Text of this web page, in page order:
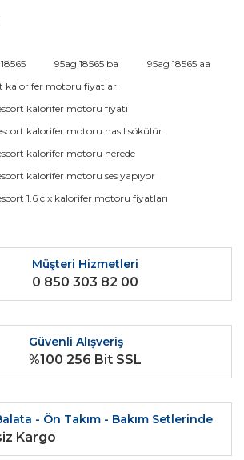
ürüne ilk yorumu siz yapın!
Yorum Yaz
resim, ürün açıklamalarında ve diğer
iletebilirsiniz.
için teşekkür ederiz.
Gönder
95ag 18565 ba
95ag 18565 aa
kalorifer motoru fiyatları
kalorifer motoru fiyatı
kalorifer motoru nasıl sökülür
kalorifer motoru nerede
kalorifer motoru ses yapıyor
1.6 clx kalorifer motoru fiyatları
Müşteri Hizmetleri
0 850 303 82 00
Güvenli Alışveriş
%100 256 Bit SSL
- Ön Takım - Bakım Setlerinde
Kargo